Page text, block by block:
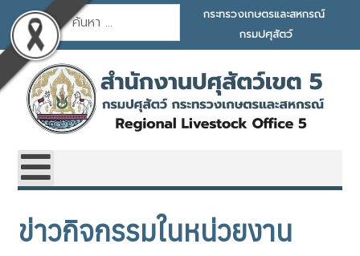
การค้นหา
กระทรวงเกษตรและสหกรณ์
กรมปศุสัตว์
ข่าวกิจกรรมในหน่วยงาน